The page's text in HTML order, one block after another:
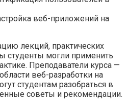
веб-приложений на
лекций, практических
студенты могли применить
Преподаватели курса —
веб-разработки на
студентам разобраться в
советы и рекомендации.